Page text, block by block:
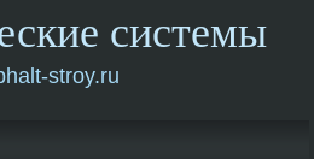
системы
stroy.ru